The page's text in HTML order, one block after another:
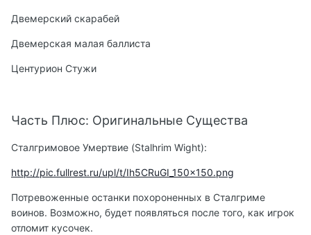
Двемерский скарабей
Двемерская малая баллиста
Центурион Стужи
Часть Плюс: Оригинальные Существа
Сталгримовое Умертвие (Stalhrim Wight):
http://pic.fullrest.ru/upl/t/Ih5CRuGI_150x150.png
Потревоженные останки похороненных в Сталгриме
воинов. Возможно, будет появляться после того, как игрок
отломит кусочек.